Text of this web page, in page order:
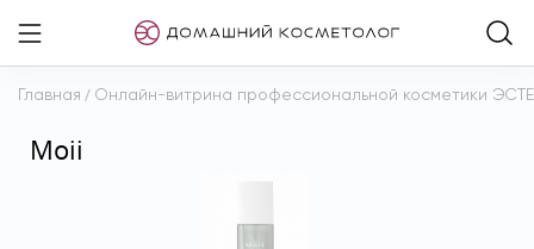
Главная / Онлайн-витрина профессиональной косметики
Moii